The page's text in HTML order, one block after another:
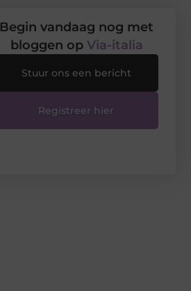
Begin vandaag nog met
bloggen op Via-italia
Stuur ons een bericht
Registreer hier